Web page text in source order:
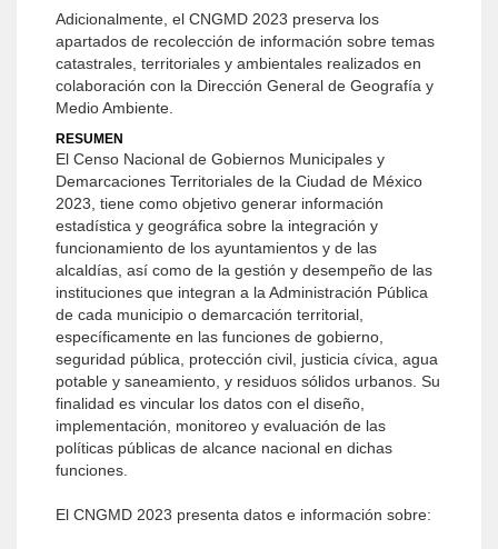
Adicionalmente, el CNGMD 2023 preserva los
apartados de recolección de información sobre temas
catastrales, territoriales y ambientales realizados en
colaboración con la Dirección General de Geografía y
Medio Ambiente.
RESUMEN
El Censo Nacional de Gobiernos Municipales y
Demarcaciones Territoriales de la Ciudad de México
2023, tiene como objetivo generar información
estadística y geográfica sobre la integración y
funcionamiento de los ayuntamientos y de las
alcaldías, así como de la gestión y desempeño de las
instituciones que integran a la Administración Pública
de cada municipio o demarcación territorial,
específicamente en las funciones de gobierno,
seguridad pública, protección civil, justicia cívica, agua
potable y saneamiento, y residuos sólidos urbanos. Su
finalidad es vincular los datos con el diseño,
implementación, monitoreo y evaluación de las
políticas públicas de alcance nacional en dichas
funciones.
El CNGMD 2023 presenta datos e información sobre: